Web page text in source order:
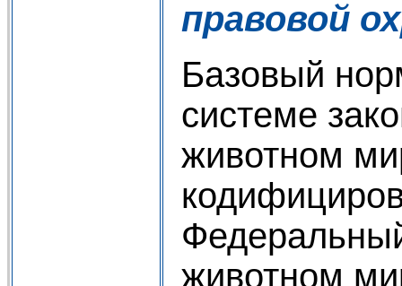
правовой
Базовый
системе
животном
животном